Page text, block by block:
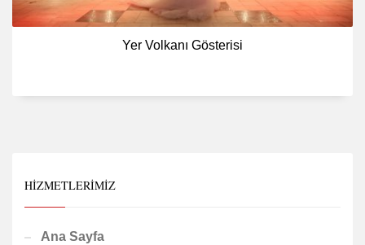
Yer Volkanı Gösterisi
HIZMETLERIMIZ
Ana Sayfa